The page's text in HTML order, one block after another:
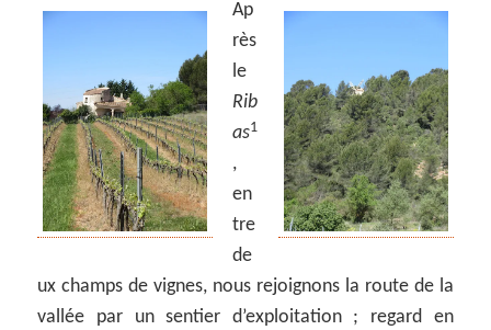
Ap
rès
le
Rib
as1
,
en
tre
de
ux champs de vignes, nous rejoignons la route de la
vallée par un sentier d’exploitation ; regard en